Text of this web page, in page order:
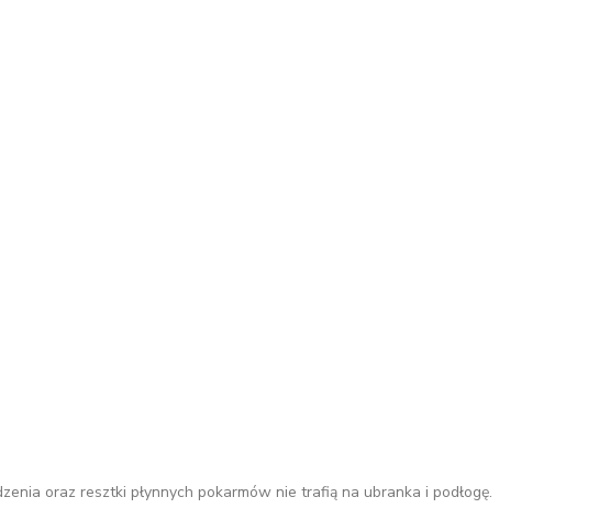
oraz resztki płynnych pokarmów nie trafią na ubranka i podłogę.